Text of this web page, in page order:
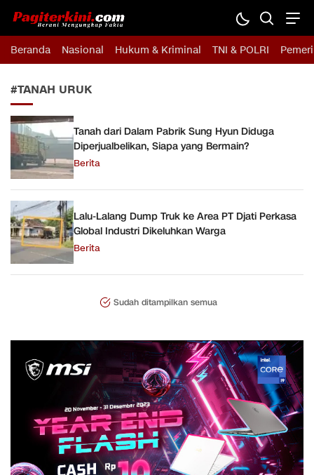
Pagiterkini.com
Berani Mengungkap Fakta
Beranda Nasional Hukum & Kriminal TNI & POLRI
#TANAH URUK
Tanah dari Dalam Pabrik Sung Hyun Diduga
Diperjualbelikan, Siapa yang Bermain?
Berita
Lalu-Lalang Dump Truk ke Area PT Djati Perkasa
Global Industri Dikeluhkan Warga
Berita
Sudah ditampilkan semua